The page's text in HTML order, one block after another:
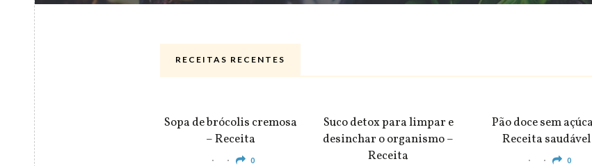
RECEITAS RECENTES
Sopa de brócolis cremosa
– Receita
0
Suco detox para limpar e
desinchar o organismo –
Receita
Pão doce sem
Receita saudável
0